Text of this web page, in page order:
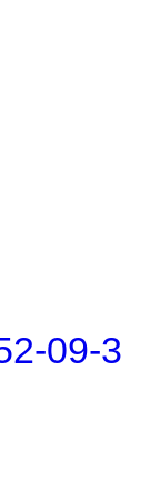
09-3